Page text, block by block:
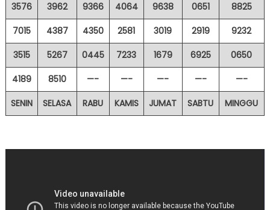
3576
3962 9366 4064 9638 0651
8825
7015
4387 4350 2581 3019 2919
9232
3515
5267 0445 7233 1679 6925
0650
4189
8510 —- —- —- —-
—-
SENIN
SELASA RABU KAMIS JUMAT SABTU MINGGU